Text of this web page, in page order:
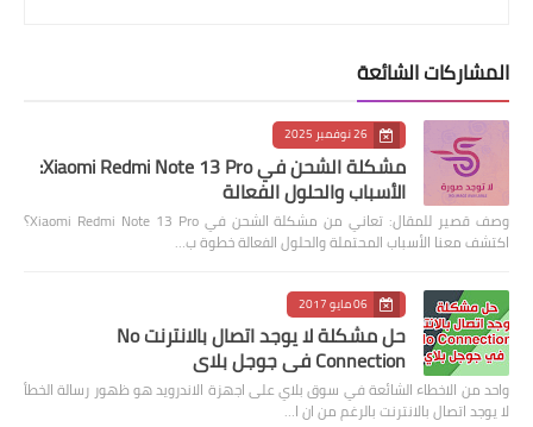
المشاركات الشائعة
26 نوفمبر 2025
مشكلة الشحن في Xiaomi Redmi Note 13 Pro:
الأسباب والحلول الفعالة
وصف قصير للمقال: تعاني من مشكلة الشحن في Xiaomi Redmi Note 13 Pro؟
اكتشف معنا الأسباب المحتملة والحلول الفعالة خطوة ب…
06 مايو 2017
حل مشكلة لا يوجد اتصال بالانترنت No
Connection في جوجل بلاي
واحد من الاخطاء الشائعة في سوق بلاي على اجهزة الاندرويد هو ظهور رسالة الخطأ
لا يوجد اتصال بالانترنت بالرغم من ان ا…